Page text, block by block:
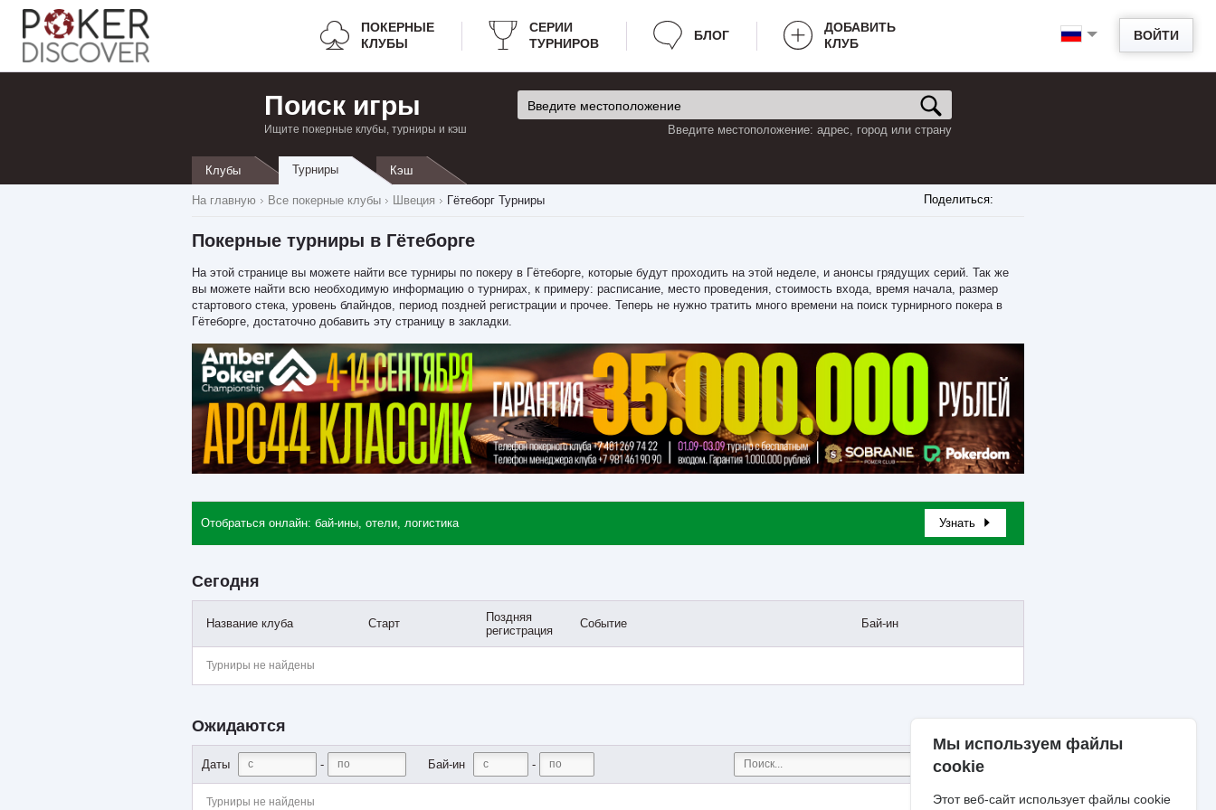
ВОЙТИ
ПОКЕРНЫЕ
КЛУБЫ
СЕРИИ
ТУРНИРОВ
БЛОГ
ДОБАВИТЬ
КЛУБ
Поиск игры
Ищите покерные клубы, турниры и кэш Введите местоположение: адрес, город или страну
Клубы Турниры Кэш
Поделиться:
На главную Все покерные клубы Швеция Гётеборг Турниры
Покерные турниры в Гётеборге
На этой странице вы можете найти все турниры по покеру в Гётеборге, которые будут проходить на этой неделе, и анонсы грядущих серий. Так же
вы можете найти всю необходимую информацию о турнирах, к примеру: расписание, место проведения, стоимость входа, время начала, размер
стартового стека, уровень блайндов, период поздней регистрации и прочее. Теперь не нужно тратить много времени на поиск турнирного покера в
Гётеборге, достаточно добавить эту страницу в закладки.
Отобраться онлайн: бай-ины, отели, логистика Узнать
Сегодня
Название клуба Старт
Поздняя
регистрация
Событие Бай-ин
Турниры не найдены
Ожидаются
Даты - Бай-ин -
Турниры не найдены
Мы используем файлы
cookie
Этот веб-сайт использует файлы cookie